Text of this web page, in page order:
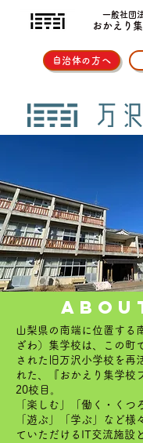
一般社団
おかえり
自治体の方へ
山梨県の南端に位置する
ざわ）集学校は、この町
された旧万沢小学校を再
れた、『おかえり集学校
20校目。
「楽しむ」「働く・くつ
「遊ぶ」「学ぶ」など様
ていただけるIT交流施設